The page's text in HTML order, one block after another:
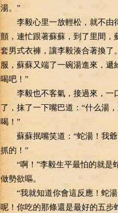
湯。”
李毅心里一放輕松，就不由
顫，連忙跟著蘇蘇，到了里間，
套男式衣褲，讓李毅湊合著換了
服，蘇蘇又端了一碗湯進來，遞
喝吧！”
李毅也不客氣，接過來，一
了，抹了一下嘴巴道：“什么湯
喝！”
蘇蘇抿嘴笑道：“蛇湯！我爺
抓的！”
“啊！”李毅生平最怕的就是
做勢欲嘔。
“我就知道你會這反應！蛇湯
呢！你吃的那條還是最好的五步